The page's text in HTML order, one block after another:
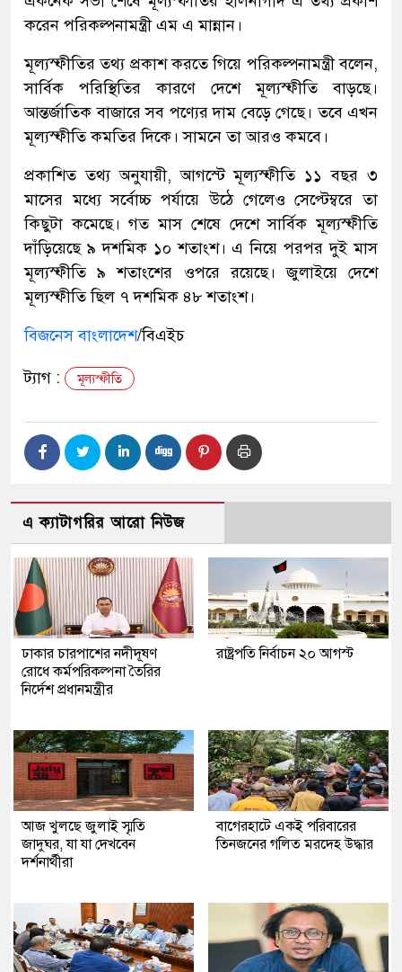
করেন পরিকল্পনামন্ত্রী এম এ মান্নান।
মূল্যস্ফীতির তথ্য প্রকাশ করতে গিয়ে পরিকল্পনামন্ত্রী বলেন,
সার্বিক পরিস্থিতির কারণে দেশে মূল্যস্ফীতি বাড়ছে।
আন্তর্জাতিক বাজারে সব পণ্যের দাম বেড়ে গেছে। তবে এখন
মূল্যস্ফীতি কমতির দিকে। সামনে তা আরও কমবে।
প্রকাশিত তথ্য অনুযায়ী, আগস্টে মূল্যস্ফীতি ১১ বছর ৩
মাসের মধ্যে সর্বোচ্চ পর্যায়ে উঠে গেলেও সেপ্টেম্বরে তা
কিছুটা কমেছে। গত মাস শেষে দেশে সার্বিক মূল্যস্ফীতি
দাঁড়িয়েছে ৯ দশমিক ১০ শতাংশ। এ নিয়ে পরপর দুই মাস
মূল্যস্ফীতি ৯ শতাংশের ওপরে রয়েছে। জুলাইয়ে দেশে
মূল্যস্ফীতি ছিল ৭ দশমিক ৪৮ শতাংশ।
বিজনেস বাংলাদেশ/বিএইচ
ট্যাগ : মূল্যস্ফীতি
এ ক্যাটাগরির আরো নিউজ
ঢাকার চারপাশের নদীদূষণ
রোধে কর্মপরিকল্পনা তৈরির
নির্দেশ প্রধানমন্ত্রীর
রাষ্ট্রপতি নির্বাচন ২০ আগস্ট
আজ খুলছে জুলাই স্মৃতি
জাদুঘর, যা যা দেখবেন
দর্শনার্থীরা
‎বাগেরহাটে একই পরিবারের
তিনজনের গলিত মরদেহ উদ্ধার